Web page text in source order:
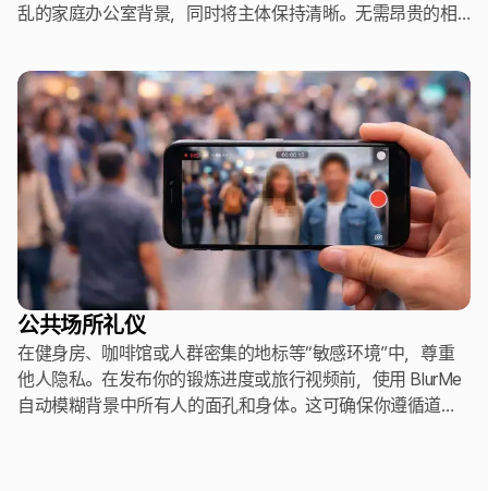
乱的家庭办公室背景，同时将主体保持清晰。无需昂贵的相
公共场所礼仪
在健身房、咖啡馆或人群密集的地标等“敏感环境”中，尊重
他人隐私。在发布你的锻炼进度或旅行视频前，使用 BlurMe
自动模糊背景中所有人的面孔和身体。这可确保你遵循道德